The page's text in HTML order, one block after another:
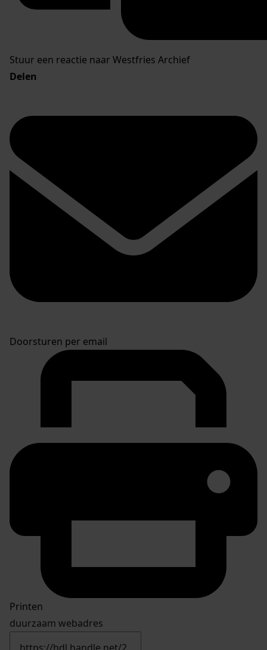
Stuur een reactie naar Westfries Archief
Delen
Doorsturen per email
Printen
duurzaam webadres